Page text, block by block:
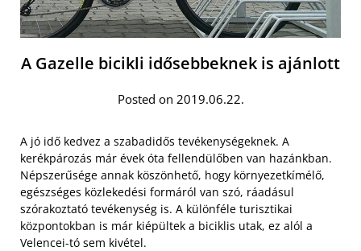
A Gazelle bicikli idősebbeknek is ajánlott
Posted on 2019.06.22.
A jó idő kedvez a szabadidős tevékenységeknek. A
kerékpározás már évek óta fellendülőben van hazánkban.
Népszerűsége annak köszönhető, hogy környezetkímélő,
egészséges közlekedési formáról van szó, ráadásul
szórakoztató tevékenység is. A különféle turisztikai
központokban is már kiépültek a biciklis utak, ez alól a
Velencei-tó sem kivétel.